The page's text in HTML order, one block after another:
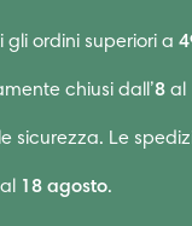
ordini superiori a
chiusi dall’8 al
sicurezza. Le
18 agosto.